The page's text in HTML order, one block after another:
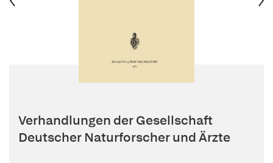
Verhandlungen der Gesellschaft
Deutscher Naturforscher und Ärzte